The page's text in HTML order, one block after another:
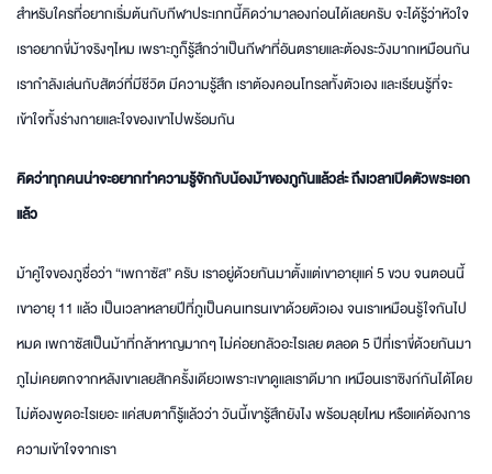
สำหรับใครที่อยากเริ่มต้นกับกีฬาประเภทนี้คิดว่ามาลองก่อนได้เลยครับ จะได้รู้ว่าหัวใจ
เราอยากขี่ม้าจริงๆไหม เพราะภูก็รู้สึกว่าเป็นกีฬาที่อันตรายและต้องระวังมากเหมือนกัน
เรากำลังเล่นกับสัตว์ที่มีชีวิต มีความรู้สึก เราต้องคอนโทรลทั้งตัวเอง และเรียนรู้ที่จะ
เข้าใจทั้งร่างกายและใจของเขาไปพร้อมกัน
คิดว่าทุกคนน่าจะอยากทำความรู้จักกับน้องม้าของภูกันแล้วล่ะ ถึงเวลาเปิดตัวพระเอก
แล้ว
ม้าคู่ใจของภูชื่อว่า “เพกาซัส” ครับ เราอยู่ด้วยกันมาตั้งแต่เขาอายุแค่ 5 ขวบ จนตอนนี้
เขาอายุ 11 แล้ว เป็นเวลาหลายปีที่ภูเป็นคนเทรนเขาด้วยตัวเอง จนเราเหมือนรู้ใจกันไป
หมด เพกาซัสเป็นม้าที่กล้าหาญมากๆ ไม่ค่อยกลัวอะไรเลย ตลอด 5 ปีที่เราขี่ด้วยกันมา
ภูไม่เคยตกจากหลังเขาเลยสักครั้งเดียวเพราะเขาดูแลเราดีมาก เหมือนเราซิงก์กันได้โดย
ไม่ต้องพูดอะไรเยอะ แค่สบตาก็รู้แล้วว่า วันนี้เขารู้สึกยังไง พร้อมลุยไหม หรือแค่ต้องการ
ความเข้าใจจากเรา